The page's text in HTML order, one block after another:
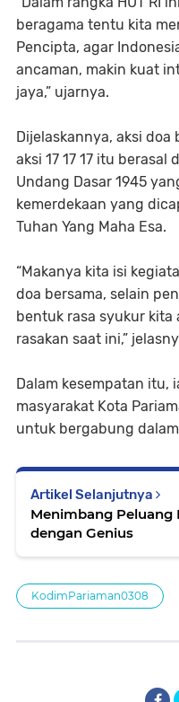
beragama tentu kita
Pencipta, agar
ancaman, makin kuat
jaya,” ujarnya.
Dijelaskannya, aksi
aksi 17 17 17 itu
Undang Dasar 1945
kemerdekaan yang
Tuhan Yang Maha Esa.
“Makanya kita isi
doa bersama, selain
bentuk rasa syukur kita
rasakan saat ini,”
Dalam kesempatan itu,
masyarakat Kota
untuk bergabung
Artikel Selanjutnya
Menimbang Peluang
dengan Genius
KodimPariaman0308